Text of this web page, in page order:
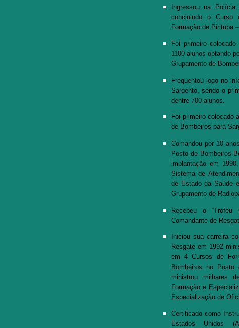
Ingressou na
concluindo o Curso
Formação de Pirituba
Foi primeiro
1100 alunos optando
Grupamento de
Frequentou logo no
Sargento, sendo o
dentre 700 alunos.
Foi primeiro colocado
de Bombeiros para
Comandou por 10
Posto de Bombeiros
implantação em
Sistema de
de Estado da Saúde
Grupamento de
Recebeu o “Troféu
Comandante de
Iniciou sua carreira
Resgate em 1992
em 4 Cursos de
Bombeiros no Posto
ministrou milhares
Formação e
Especialização de
Certificado como
Estados Unidos